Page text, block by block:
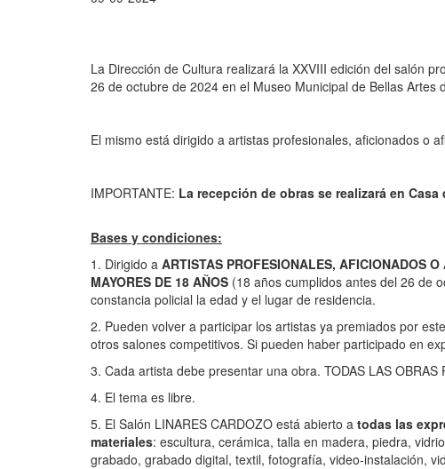
La Dirección de Cultura realizará la XXVIII edición del salón
26 de octubre de 2024 en el Museo Municipal de Bellas Artes
El mismo está dirigido a artistas profesionales, aficionados o
IMPORTANTE: La recepción de obras se realizará en
Bases y condiciones:
1. Dirigido a ARTISTAS PROFESIONALES, AFICIONADOS
MAYORES DE 18 AÑOS (18 años cumplidos antes del 26 de
constancia policial la edad y el lugar de residencia.
2. Pueden volver a participar los artistas ya premiados por
otros salones competitivos. Si pueden haber participado en
3. Cada artista debe presentar una obra. TODAS LAS OBRAS
4. El tema es libre.
5. El Salón LINARES CARDOZO está abierto a todas las
materiales: escultura, cerámica, talla en madera, piedra,
grabado, grabado digital, textil, fotografía, video-instalación,